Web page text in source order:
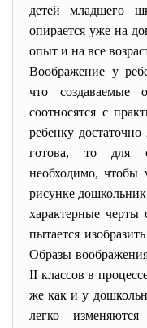
детей младшего
опирается уже на
опыт и на все
Воображение у
что
соотносятся с
ребенку
готова, то для
необходимо, чтобы
рисунке дошкольник
характерные
пытается
Образы
II классов в
же как и у
легко